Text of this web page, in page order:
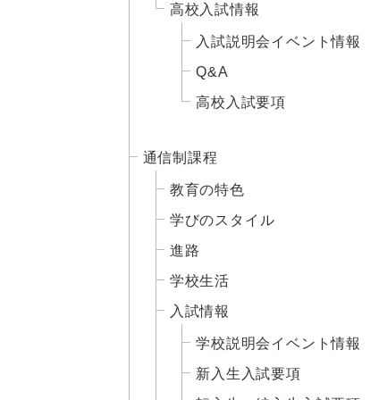
高校入試情報
入試説明会イベント情報
Q&A
高校入試要項
通信制課程
教育の特色
学びのスタイル
進路
学校生活
入試情報
学校説明会イベント情報
新入生入試要項